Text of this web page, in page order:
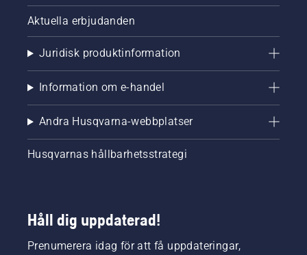
Aktuella erbjudanden
Juridisk produktinformation
Information om e-handel
Andra Husqvarna-webbplatser
Husqvarnas hållbarhetsstrategi
Håll dig uppdaterad!
Prenumerera idag för att få uppdateringar,